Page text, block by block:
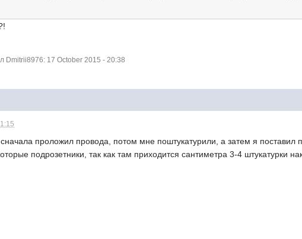
Dmitrii8976: 17 October 2015 - 20:38
проложил провода, потом мне поштукатурили, а затем я поставил
подрозетники, так как там приходится сантиметра 3-4 штукатурки